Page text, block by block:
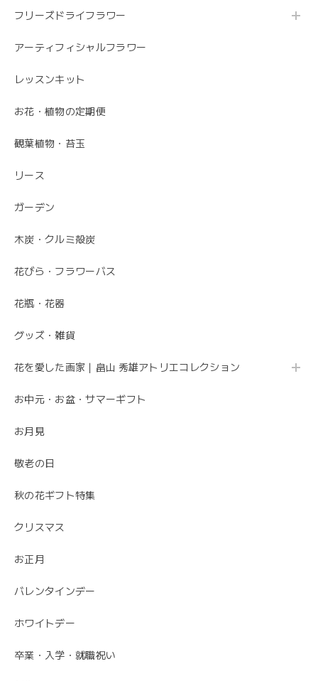
フリーズドライフラワー
アーティフィシャルフラワー
レッスンキット
お花・植物の定期便
観葉植物・苔玉
リース
ガーデン
木炭・クルミ殻炭
花びら・フラワーバス
花瓶・花器
グッズ・雑貨
花を愛した画家｜畠山 秀雄アトリエコレクション
お中元・お盆・サマーギフト
お月見
敬老の日
秋の花ギフト特集
クリスマス
お正月
バレンタインデー
ホワイトデー
卒業・入学・就職祝い
ます。 今後も利用したい信頼のおける花屋さんです。
うれしいお返事ありがとうございました。 スタ
お花をお作りさせて頂きますので よろしくお願
た。 特に芍薬が素敵だと言っていました。 引続きよろしく
お願いします。 岩岡
の為にこれからも喜ばれるお花を お届けさせて
2020/05/11
先方さんがお洒落なお花だと喜んでくれました。 ありがと
ありがとうございました😊 無事にお花が届いて
いました。